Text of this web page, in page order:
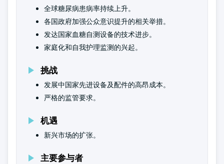
全球糖尿病患病率持续上升。
各国政府加强公众意识提升的相关举措。
发达国家血糖自测设备的技术进步。
家庭化和自我护理监测的兴起。
挑战
发展中国家先进设备及配件的高昂成本。
严格的监管要求。
机遇
新兴市场的扩张。
主要参与者